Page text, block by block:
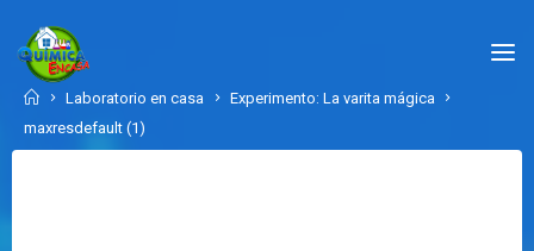
content
EN
CASA.COM
HomeLaboratorio en casa
Experimento: La varita mágica
maxresdefault (1)